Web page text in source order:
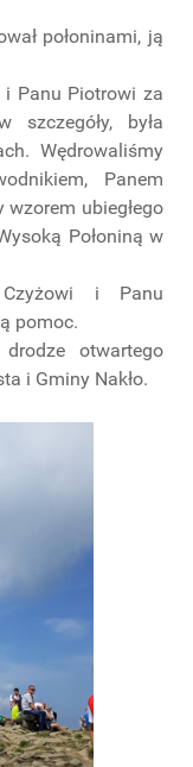
połoninami, ją
i Panu Piotrowi za
była
Wędrowaliśmy
Panem
ubiegłego
Połoniną w
Czyżowi i Panu
pomoc.
otwartego
i Gminy Nakło.